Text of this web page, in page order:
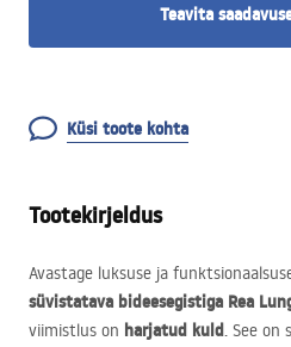
Teavita
Küsi toote kohta
Tootekirjeldus
Avastage luksuse ja
süvistatava bideesegistiga Rea
viimistlus on harjatud kuld. See on